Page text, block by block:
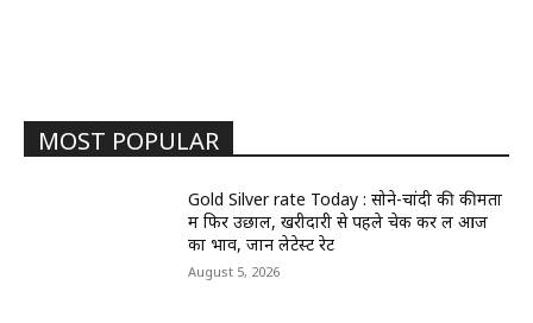
MOST POPULAR
Gold Silver rate Today : सोने-चांदी की कीमतों
में फिर उछाल, खरीदारी से पहले चेक कर लें आज
का भाव, जानें लेटेस्ट रेट
August 5, 2026